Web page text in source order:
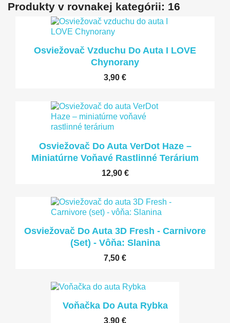
Produkty v rovnakej kategórii: 16
Osviežovač Vzduchu Do Auta I LOVE
Chynorany
3,90 €
Osviežovač Do Auta VerDot Haze –
Miniatúrne Voňavé Rastlinné Terárium
12,90 €
Osviežovač Do Auta 3D Fresh - Carnivore
(set) - Vôňa: Slanina
7,50 €
Voňačka Do Auta Rybka
3,90 €